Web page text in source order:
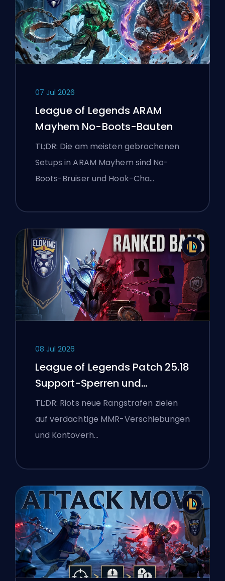
07 Jul 2026
League of Legends ARAM
Mayhem No-Boots-Bauten
TL;DR: Die am meisten gebrochenen
Setups in ARAM Mayhem sind No-
Boots-Bruiser und Hook-Cha…
08 Jul 2026
League of Legends Patch 25.18
Support-Sperren und
Boosting-Flaggen
TL;DR: Riots neue Rangstrafen zielen
auf verdächtige MMR-Verschiebungen
und Kontoverh…